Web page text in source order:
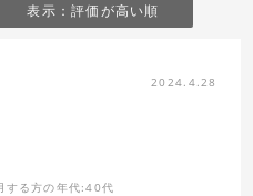
表示：評価が高い順
2024.4.28
する方の年代:40代